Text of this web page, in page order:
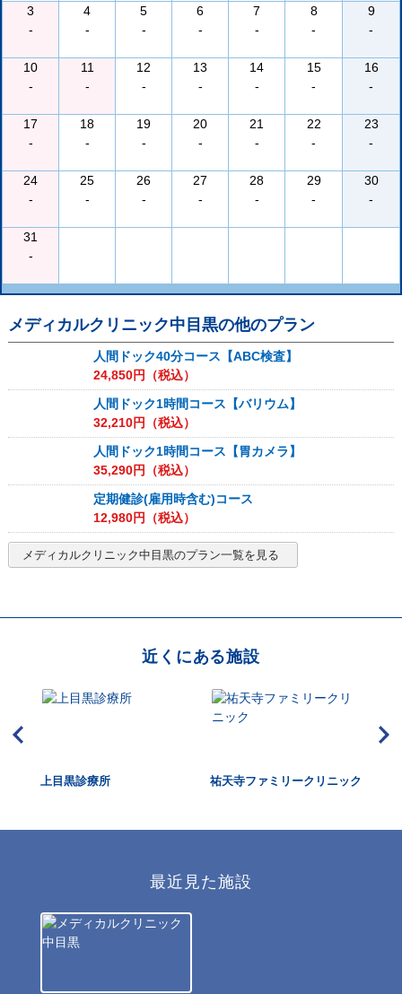
3
-
4
-
5
-
6
-
7
-
8
-
9
-
10
-
11
-
12
-
13
-
14
-
15
-
16
-
17
-
18
-
19
-
20
-
21
-
22
-
23
-
24
-
25
-
26
-
27
-
28
-
29
-
30
-
31
-
メディカルクリニック中目黒の他のプラン
人間ドック40分コース【ABC検査】
24,850円（税込）
人間ドック1時間コース【バリウム】
32,210円（税込）
人間ドック1時間コース【胃カメラ】
35,290円（税込）
定期健診(雇用時含む)コース
12,980円（税込）
メディカルクリニック中目黒のプラン一覧を見る
近くにある施設
上目黒診療所 祐天寺ファミリークリニック
最近見た施設